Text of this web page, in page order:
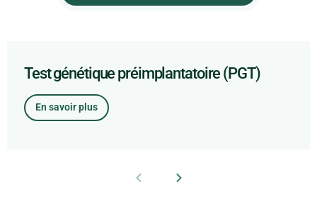
Test génétique préimplantatoire (PGT)
En savoir plus